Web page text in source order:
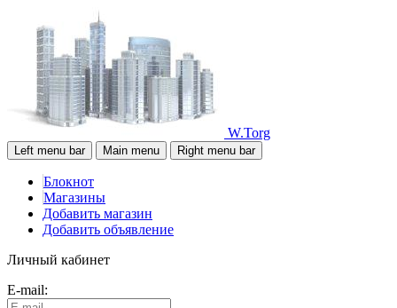
W.Torg
Left menu bar Main menu Right menu bar
Блокнот
Магазины
Добавить магазин
Добавить объявление
Личный кабинет
E-mail: